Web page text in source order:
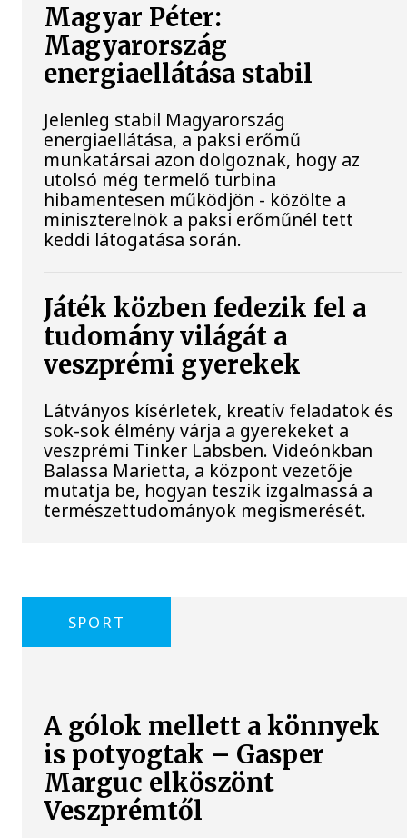
Magyar Péter:
Magyarország
energiaellátása stabil
Jelenleg stabil Magyarország
energiaellátása, a paksi erőmű
munkatársai azon dolgoznak, hogy az
utolsó még termelő turbina
hibamentesen működjön - közölte a
miniszterelnök a paksi erőműnél tett
keddi látogatása során.
Játék közben fedezik fel a
tudomány világát a
veszprémi gyerekek
Látványos kísérletek, kreatív feladatok és
sok-sok élmény várja a gyerekeket a
veszprémi Tinker Labsben. Videónkban
Balassa Marietta, a központ vezetője
mutatja be, hogyan teszik izgalmassá a
természettudományok megismerését.
SPORT
A gólok mellett a könnyek
is potyogtak – Gasper
Marguc elköszönt
Veszprémtől